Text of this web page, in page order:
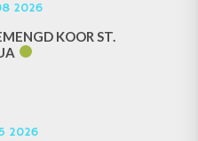
2026
KOOR ST.
2026